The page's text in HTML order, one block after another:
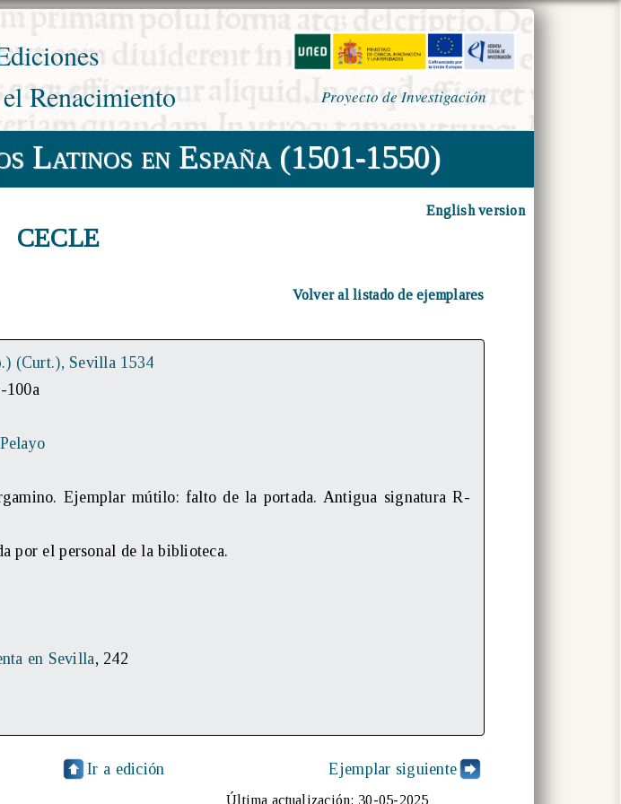
Renacimiento
Proyecto de Investigación
Latinos en España (1501-1550)
CECLE
English version
Volver al listado de ejemplares
(Curt.), Sevilla 1534
100a
Ejemplar mútilo: falto de la portada. Antigua signatura R-
por el personal de la biblioteca.
en Sevilla, 242
Ir a edición Ejemplar siguiente
Última actualización: 30-05-2025